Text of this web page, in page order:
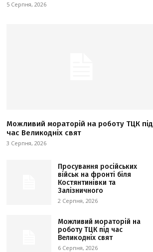
5 Серпня, 2026
Можливий мораторій на роботу ТЦК під
час Великодніх свят
3 Серпня, 2026
Просування російських
військ на фронті біля
Костянтинівки та
Залізничного
2 Серпня, 2026
Можливий мораторій на
роботу ТЦК під час
Великодніх свят
6 Серпня, 2026